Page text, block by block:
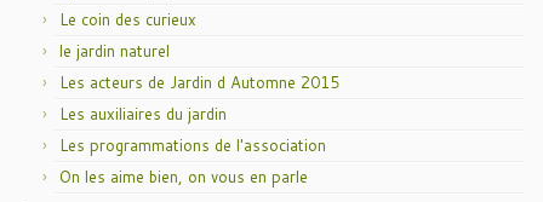
Le coin des curieux
le jardin naturel
Les acteurs de Jardin d Automne 2015
Les auxiliaires du jardin
Les programmations de l'association
On les aime bien, on vous en parle